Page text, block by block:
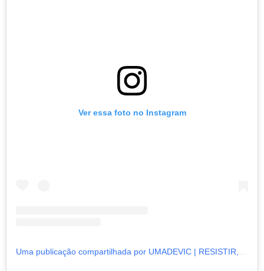
Ver essa foto no Instagram